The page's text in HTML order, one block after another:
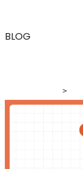
BLOG
>
ブログ>GDPR
応すべきポイント